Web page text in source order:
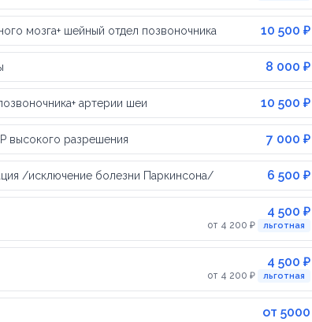
мозга+ шейный отдел позвоночника 10 500 ₽
8 000 ₽
артерии шеи 10 500 ₽
высокого разрешения 7 000 ₽
/исключение болезни Паркинсона/ 6 500 ₽
4 500 ₽
от 4 200 ₽ льготная
4 500 ₽
от 4 200 ₽ льготная
от 5000